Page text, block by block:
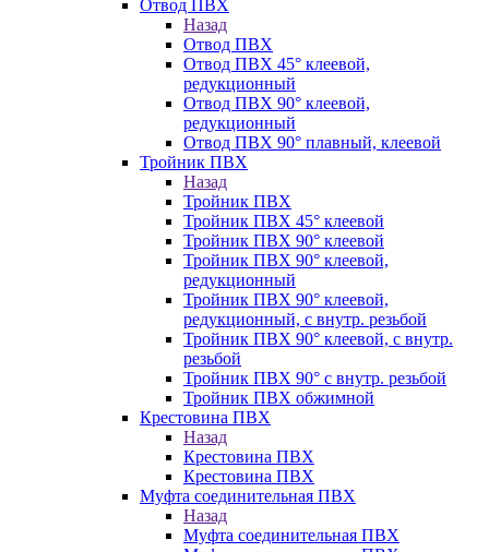
Отвод ПВХ
Назад
Отвод ПВХ
Отвод ПВХ 45° клеевой,
редукционный
Отвод ПВХ 90° клеевой,
редукционный
Отвод ПВХ 90° плавный, клеевой
Тройник ПВХ
Назад
Тройник ПВХ
Тройник ПВХ 45° клеевой
Тройник ПВХ 90° клеевой
Тройник ПВХ 90° клеевой,
редукционный
Тройник ПВХ 90° клеевой,
редукционный, с внутр. резьбой
Тройник ПВХ 90° клеевой, с внутр.
резьбой
Тройник ПВХ 90° с внутр. резьбой
Тройник ПВХ обжимной
Крестовина ПВХ
Назад
Крестовина ПВХ
Крестовина ПВХ
Муфта соединительная ПВХ
Назад
Муфта соединительная ПВХ